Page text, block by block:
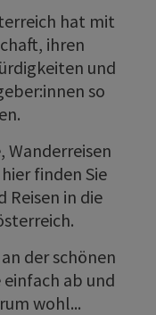
hat mit
ihren
und
so
Wanderreisen
finden Sie
in die
der schönen
ab und
wohl...